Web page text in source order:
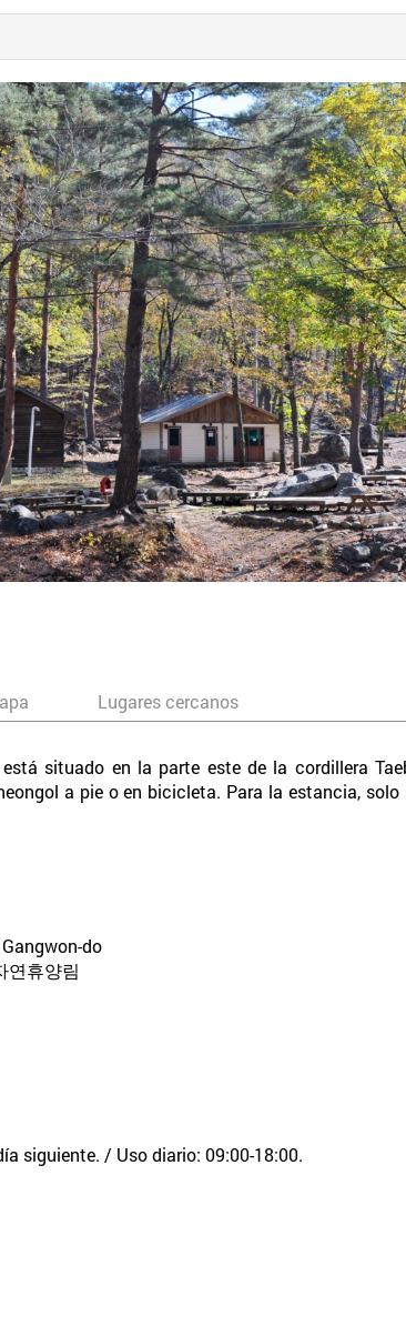
Lugares cercanos
situado en la parte este de la cordillera
a pie o en bicicleta. Para la estancia,
do
연휴양림
siguiente. / Uso diario: 09:00-18:00.